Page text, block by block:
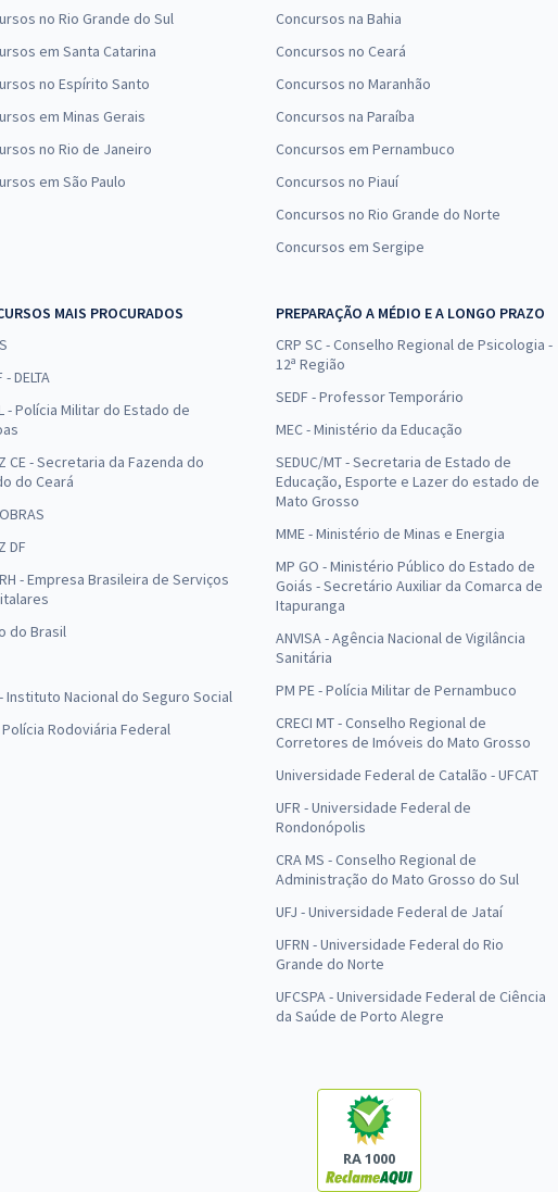
no Rio Grande do Sul
em Santa Catarina
no Espírito Santo
em Minas Gerais
no Rio de Janeiro
em São Paulo
Concursos na Bahia
Concursos no Ceará
Concursos no Maranhão
Concursos na Paraíba
Concursos em Pernambuco
Concursos no Piauí
Concursos no Rio Grande do Norte
Concursos em Sergipe
MAIS PROCURADOS
- DELTA
- Polícia Militar do Estado de
CE - Secretaria da Fazenda do
do Ceará
DF
- Empresa Brasileira de Serviços
do Brasil
Instituto Nacional do Seguro Social
Polícia Rodoviária Federal
PREPARAÇÃO A MÉDIO E A LONGO PRAZO
CRP SC - Conselho Regional de Psicologia -
12ª Região
SEDF - Professor Temporário
MEC - Ministério da Educação
SEDUC/MT - Secretaria de Estado de
Educação, Esporte e Lazer do estado de
Mato Grosso
MME - Ministério de Minas e Energia
MP GO - Ministério Público do Estado de
Goiás - Secretário Auxiliar da Comarca de
Itapuranga
ANVISA - Agência Nacional de Vigilância
Sanitária
PM PE - Polícia Militar de Pernambuco
CRECI MT - Conselho Regional de
Corretores de Imóveis do Mato Grosso
Universidade Federal de Catalão - UFCAT
UFR - Universidade Federal de
Rondonópolis
CRA MS - Conselho Regional de
Administração do Mato Grosso do Sul
UFJ - Universidade Federal de Jataí
UFRN - Universidade Federal do Rio
Grande do Norte
UFCSPA - Universidade Federal de Ciência
da Saúde de Porto Alegre
RA 1000